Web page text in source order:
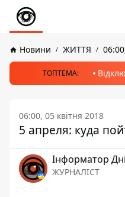
Новини ЖИТТЯ
ТОПТЕМА:
06:00, 05 квітня 2018
5 апреля: куда
Інформатор
ЖУРНАЛІСТ